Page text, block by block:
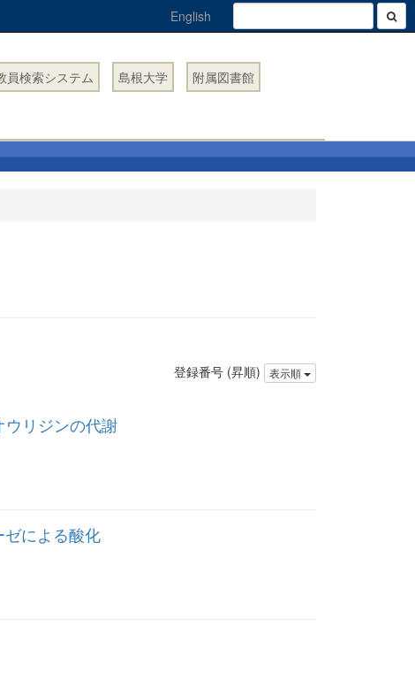
English
員検索システム 島根大学 附属図書館
登録番号 (昇順) 表示順
ウリジンの代謝
による酸化